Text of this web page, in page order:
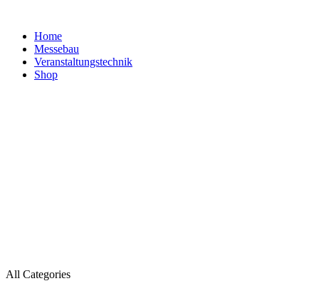
Home
Messebau
Veranstaltungs­technik
Shop
All Categories